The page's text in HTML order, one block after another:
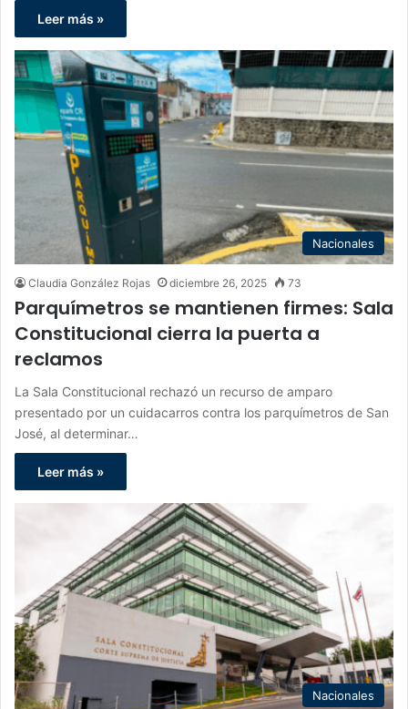
Leer más »
Nacionales
Claudia González Rojas diciembre 26, 2025 73
Parquímetros se mantienen firmes: Sala
Constitucional cierra la puerta a
reclamos
La Sala Constitucional rechazó un recurso de amparo
presentado por un cuidacarros contra los parquímetros de San
José, al determinar…
Leer más »
Nacionales